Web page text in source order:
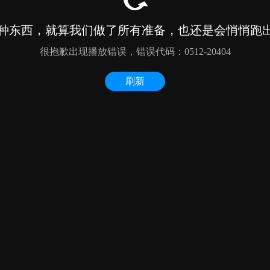
东西，就算我们做了所有准备，也还是会悄悄跑
很抱歉出现播放错误，错误代码：0512-20404
刷新